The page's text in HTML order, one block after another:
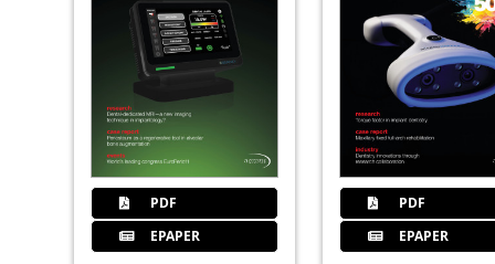
PDF
EPAPER
PDF
EPAPER